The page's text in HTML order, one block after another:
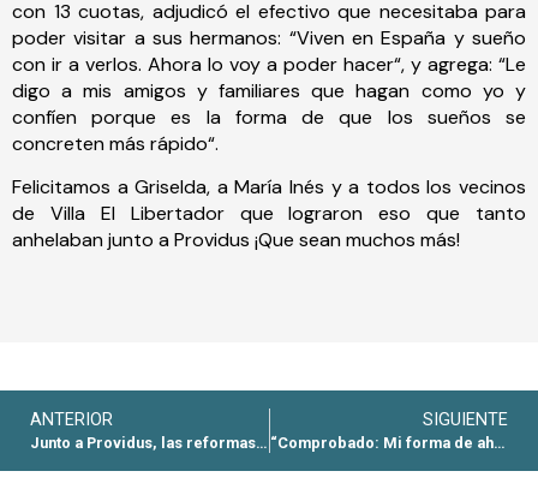
con 13 cuotas, adjudicó el efectivo que necesitaba para
poder visitar a sus hermanos: “Viven en España y sueño
con ir a verlos. Ahora lo voy a poder hacer“, y agrega: “Le
digo a mis amigos y familiares que hagan como yo y
confíen porque es la forma de que los sueños se
concreten más rápido“.
Felicitamos a Griselda, a María Inés y a todos los vecinos
de Villa El Libertador que lograron eso que tanto
anhelaban junto a Providus ¡Que sean muchos más!
ANTERIOR
Junto a Providus, las reformas de su casa
SIGUIENTE
“Comprobado: Mi forma de ahorrar es con Providus“